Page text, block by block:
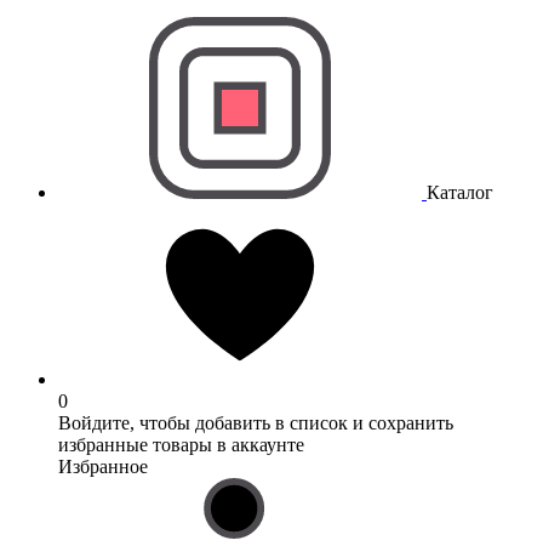
Каталог
0
Войдите, чтобы добавить в список и сохранить
избранные товары в аккаунте
Избранное